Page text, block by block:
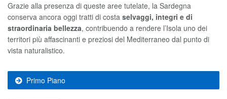
Grazie alla presenza di queste aree tutelate, la Sardegna
conserva ancora oggi tratti di costa selvaggi, integri e di
straordinaria bellezza, contribuendo a rendere l’Isola uno dei
territori più affascinanti e preziosi del Mediterraneo dal punto di
vista naturalistico.
Primo Piano